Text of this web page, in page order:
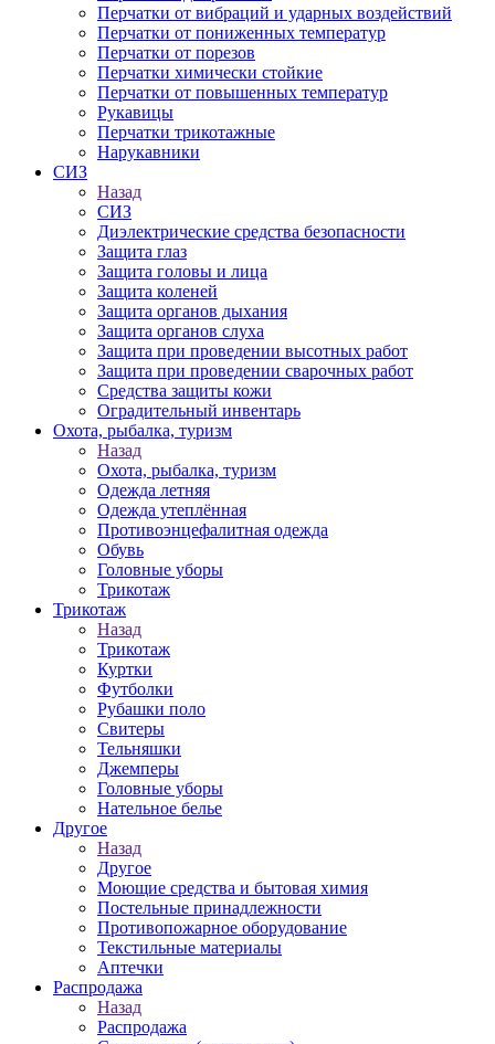
Перчатки от вибраций и ударных воздействий
Перчатки от пониженных температур
Перчатки от порезов
Перчатки химически стойкие
Перчатки от повышенных температур
Рукавицы
Перчатки трикотажные
Нарукавники
СИЗ
Назад
СИЗ
Диэлектрические средства безопасности
Защита глаз
Защита головы и лица
Защита коленей
Защита органов дыхания
Защита органов слуха
Защита при проведении высотных работ
Защита при проведении сварочных работ
Средства защиты кожи
Оградительный инвентарь
Охота, рыбалка, туризм
Назад
Охота, рыбалка, туризм
Одежда летняя
Одежда утеплённая
Противоэнцефалитная одежда
Обувь
Головные уборы
Трикотаж
Трикотаж
Назад
Трикотаж
Куртки
Футболки
Рубашки поло
Свитеры
Тельняшки
Джемперы
Головные уборы
Нательное белье
Другое
Назад
Другое
Моющие средства и бытовая химия
Постельные принадлежности
Противопожарное оборудование
Текстильные материалы
Аптечки
Распродажа
Назад
Распродажа